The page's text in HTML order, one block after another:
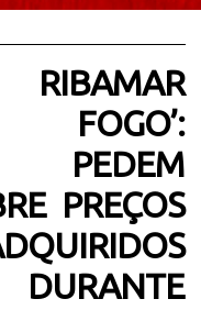
PEDEM
PREÇOS